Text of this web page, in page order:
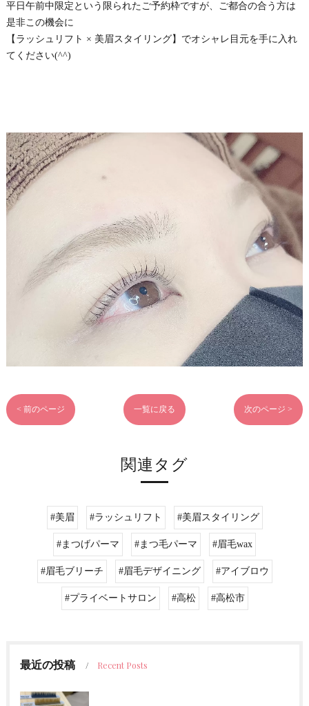
平日午前中限定という限られたご予約枠ですが、ご都合の合う方は
是非この機会に
【ラッシュリフト × 美眉スタイリング】でオシャレ目元を手に入れ
てください(^^)
< 前のページ 一覧に戻る 次のページ >
関連タグ
#美眉 #ラッシュリフト #美眉スタイリング
#まつげパーマ #まつ毛パーマ #眉毛wax
#眉毛ブリーチ #眉毛デザイニング #アイブロウ
#プライベートサロン #高松 #高松市
最近の投稿 Recent Posts